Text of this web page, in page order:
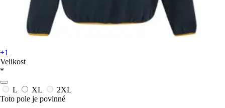
+1
Velikost
*
L XL
2XL
Toto pole je povinné